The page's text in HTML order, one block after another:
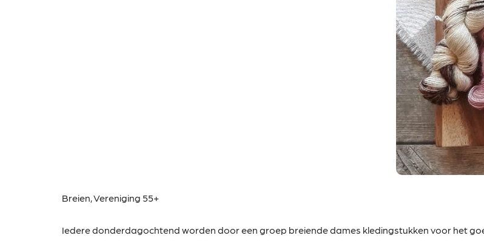
Breien,Vereniging 55+
Iedere donderdagochtend worden door een groep breiende dames kledingstukken voor het